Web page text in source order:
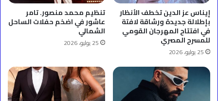
إيناس عز الدين تخطف الأنظار
بإطلالة جديدة ورشاقة لافتة
في افتتاح المهرجان القومي
للمسرح المصري
25 يوليو، 2026
تنظيم محمد منصور. تامر
عاشور في اضخم حفلات الساحل
الشمالي
25 يوليو، 2026